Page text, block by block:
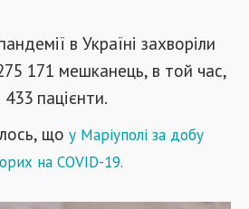
в Україні захворіли
171 мешканець, в той час,
пацієнти.
що у Маріуполі за добу
на COVID-19.